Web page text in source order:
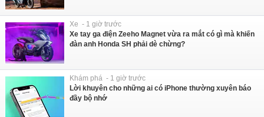
Xe - 1 giờ trước
Xe tay ga điện Zeeho Magnet vừa ra mắt có gì mà khiến
đàn anh Honda SH phải dè chừng?
Khám phá - 1 giờ trước
Lời khuyên cho những ai có iPhone thường xuyên báo
đầy bộ nhớ